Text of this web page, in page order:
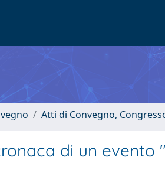
Atti di Convegno,
di un evento